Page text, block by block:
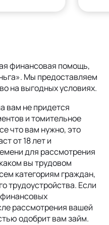
финансовая помощь,
Мы предоставляем
на выгодных условиях.
вам не придется
и томительное
что вам нужно, это
от 18 лет и
для рассмотрения
вы трудовом
категориям граждан,
трудоустройства. Если
рассмотрения вашей
одобрит вам займ.